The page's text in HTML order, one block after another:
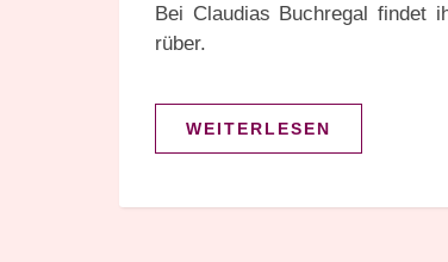
Bei Claudias Buchregal findet
rüber.
WEITERLESEN